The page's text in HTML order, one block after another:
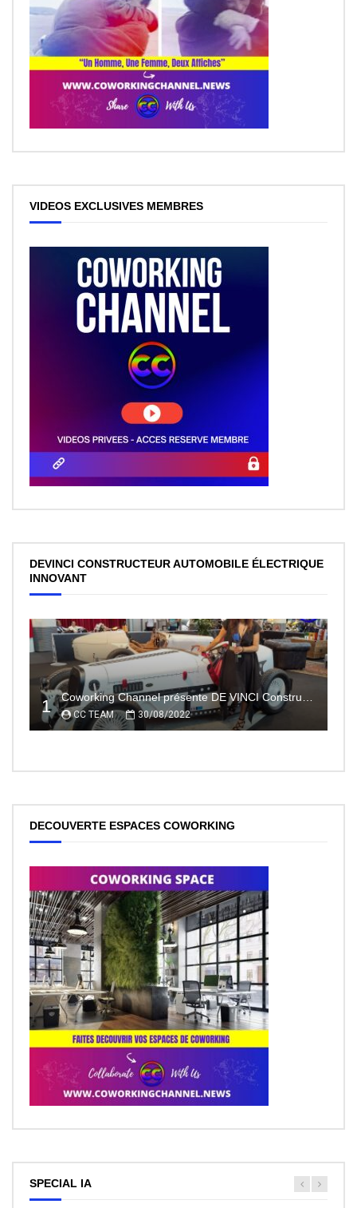
VIDEOS EXCLUSIVES MEMBRES
DEVINCI CONSTRUCTEUR AUTOMOBILE ÉLECTRIQUE
INNOVANT
1 CC TEAM 30/08/2022
DECOUVERTE ESPACES COWORKING
SPECIAL IA